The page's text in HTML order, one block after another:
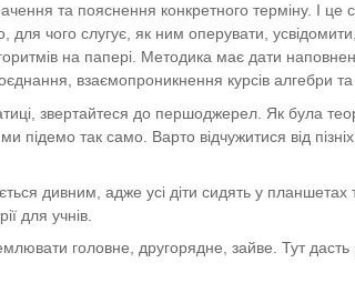
та пояснення конкретного терміну. І
для чого слугує, як ним оперувати,
на папері. Методика має дати
взаємопроникнення курсів алгебри та
звертайтеся до першоджерел. Як була
так само. Варто відчужитися від
дивним, адже усі діти сидять у
для учнів.
головне, другорядне, зайве. Тут